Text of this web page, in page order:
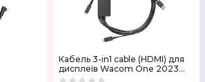
Кабель 3-in1 cable (HDMI) для
дисплеїв Wacom One 2023
(2м)